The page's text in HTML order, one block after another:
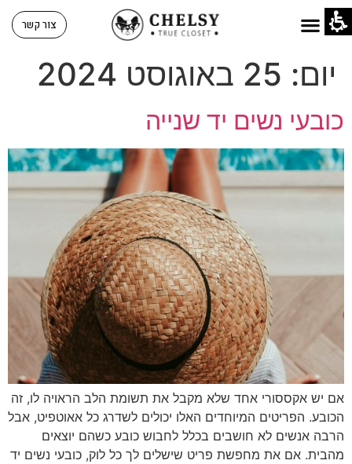
צור קשר
יום: 25 באוגוסט 2024
כובעי נשים יד שנייה
אם יש אקססורי אחד שלא מקבל את תשומת הלב הראויה לו, זה
הכובע. הפריטים המיוחדים האלו יכולים לשדרג כל אאוטפיט, אבל
הרבה אנשים לא חושבים בכלל לחבוש כובע כשהם יוצאים
מהבית. אם את מחפשת פריט שישלים לך כל לוק, כובעי נשים יד